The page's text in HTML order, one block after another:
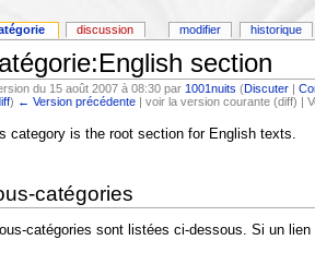
section
du 15 août 2007 à 08:30 par 1001nuits (Discuter |
) ← Version précédente | voir la version courante (diff) |
category is the root section for English texts.
catégories
catégories sont listées ci-dessous. Si un
discussion modifier historique